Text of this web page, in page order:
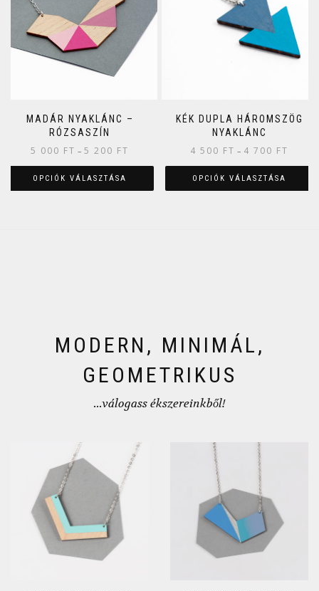
MADÁR NYAKLÁNC –
RÓZSASZÍN
5 000 FT – 5 200 FT
OPCIÓK VÁLASZTÁSA
KÉK DUPLA HÁROMSZÖG
NYAKLÁNC
4 500 FT – 4 700 FT
OPCIÓK VÁLASZTÁSA
MODERN, MINIMÁL,
GEOMETRIKUS
...válogass ékszereinkből!